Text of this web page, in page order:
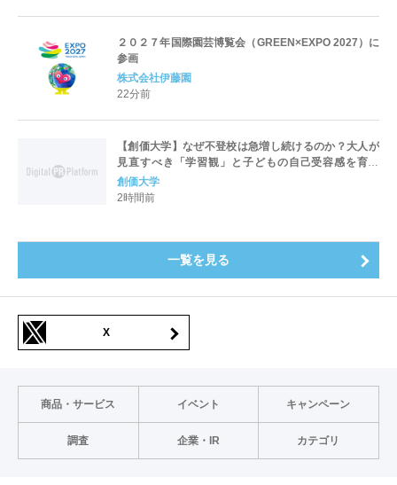
２０２７年国際園芸博覧会（GREEN×EXPO 2027）に
参画
株式会社伊藤園
22分前
【創価大学】なぜ不登校は急増し続けるのか？大人が
見直すべき「学習観」と子どもの自己受容感を育む
「言葉かけ」とは ― 特設サイト『問いの編集室』に最
新記事を公開
創価大学
2時間前
一覧を見る
X
商品・サービス イベント キャンペーン
調査 企業・IR カテゴリ